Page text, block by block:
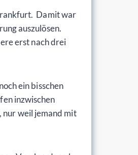
Damit war
auszulösen.
erst nach drei
ein bisschen
inzwischen
nur weil jemand mit